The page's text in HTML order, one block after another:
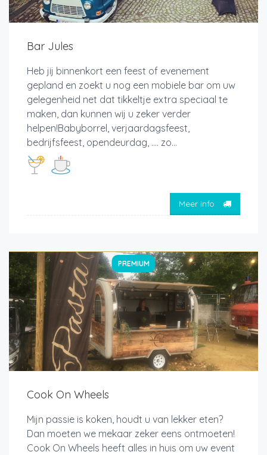
Bar Jules
Heb jij binnenkort een feest of evenement
gepland en zoekt u nog een mobiele bar om uw
gelegenheid net dat tikkeltje extra speciaal te
maken, dan kunnen wij u zeker verder
helpen!Babyborrel, verjaardagsfeest,
bedrijfsfeest, opendeurdag, …. zo...
Meer info
PREMIUM
Cook On Wheels
Mijn passie is koken, houdt u van lekker eten?
Dan moeten we mekaar zeker eens ontmoeten!
Cook On Wheels heeft alles in huis om uw event